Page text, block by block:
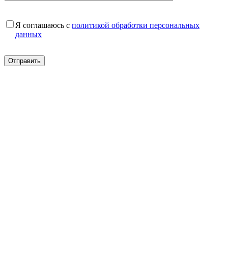
Я соглашаюсь с политикой обработки персональных
данных